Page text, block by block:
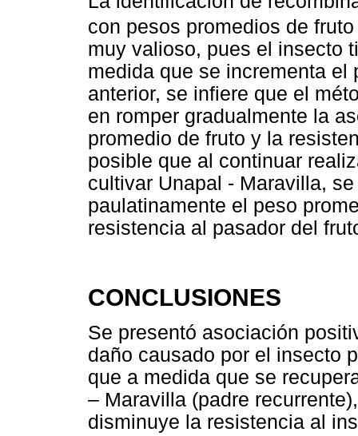
con pesos promedios de
muy valioso, pues el insecto
medida que se incrementa el
anterior, se infiere que el
en romper gradualmente la
promedio de fruto y la
posible que al continuar
cultivar Unapal - Maravilla,
paulatinamente el peso
resistencia al pasador del
CONCLUSIONES
Se presentó asociación
daño causado por el insecto
que a medida que se
– Maravilla (padre
disminuye la resistencia al